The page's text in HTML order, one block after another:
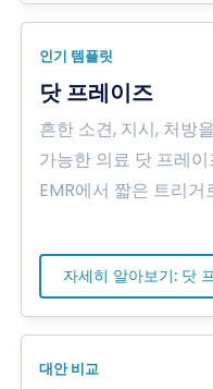
인기 템플릿
닷 프레이즈
흔한 소견, 지시, 처방
가능한 의료 닷 프레
EMR에서 짧은 트리거
자세히 알아보기: 닷
대안 비교